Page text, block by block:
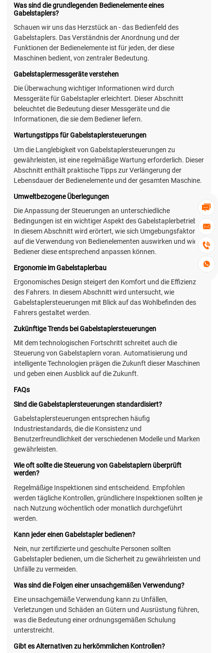




Was sind die grundlegenden Bedienelemente eines
Gabelstaplers?
Schauen wir uns das Herzstück an - das Bedienfeld des
Gabelstaplers. Das Verständnis der Anordnung und der
Funktionen der Bedienelemente ist für jeden, der diese
Maschinen bedient, von zentraler Bedeutung.
Gabelstaplermessgeräte verstehen
Die Überwachung wichtiger Informationen wird durch
Messgeräte für Gabelstapler erleichtert. Dieser Abschnitt
beleuchtet die Bedeutung dieser Messgeräte und die
Informationen, die sie dem Bediener liefern.
Wartungstipps für Gabelstaplersteuerungen
Um die Langlebigkeit von Gabelstaplersteuerungen zu
gewährleisten, ist eine regelmäßige Wartung erforderlich. Dieser
Abschnitt enthält praktische Tipps zur Verlängerung der
Lebensdauer der Bedienelemente und der gesamten Maschine.
Umweltbezogene Überlegungen
Die Anpassung der Steuerungen an unterschiedliche
Bedingungen ist ein wichtiger Aspekt des Gabelstaplerbetriebs.
In diesem Abschnitt wird erörtert, wie sich Umgebungsfaktoren
auf die Verwendung von Bedienelementen auswirken und wie
Bediener diese entsprechend anpassen können.
Ergonomie im Gabelstaplerbau
Ergonomisches Design steigert den Komfort und die Effizienz
des Fahrers. In diesem Abschnitt wird untersucht, wie
Gabelstaplersteuerungen mit Blick auf das Wohlbefinden des
Fahrers gestaltet werden.
Zukünftige Trends bei Gabelstaplersteuerungen
Mit dem technologischen Fortschritt schreitet auch die
Steuerung von Gabelstaplern voran. Automatisierung und
intelligente Technologien prägen die Zukunft dieser Maschinen
und geben einen Ausblick auf die Zukunft.
FAQs
Sind die Gabelstaplersteuerungen standardisiert?
Gabelstaplersteuerungen entsprechen häufig
Industriestandards, die die Konsistenz und
Benutzerfreundlichkeit der verschiedenen Modelle und Marken
gewährleisten.
Wie oft sollte die Steuerung von Gabelstaplern überprüft
werden?
Regelmäßige Inspektionen sind entscheidend. Empfohlen
werden tägliche Kontrollen, gründlichere Inspektionen sollten je
nach Nutzung wöchentlich oder monatlich durchgeführt
werden.
Kann jeder einen Gabelstapler bedienen?
Nein, nur zertifizierte und geschulte Personen sollten
Gabelstapler bedienen, um die Sicherheit zu gewährleisten und
Unfälle zu vermeiden.
Was sind die Folgen einer unsachgemäßen Verwendung?
Eine unsachgemäße Verwendung kann zu Unfällen,
Verletzungen und Schäden an Gütern und Ausrüstung führen,
was die Bedeutung einer ordnungsgemäßen Schulung
unterstreicht.
Gibt es Alternativen zu herkömmlichen Kontrollen?